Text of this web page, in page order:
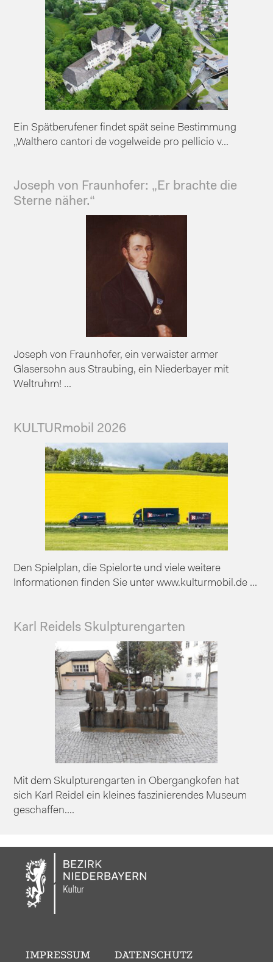
Ein Spätberufener findet spät seine Bestimmung
„Walthero cantori de vogelweide pro pellicio v...
Joseph von Fraunhofer: „Er brachte die
Sterne näher.“
Joseph von Fraunhofer, ein verwaister armer
Glasersohn aus Straubing, ein Niederbayer mit
Weltruhm! ...
KULTURmobil 2026
Den Spielplan, die Spielorte und viele weitere
Informationen finden Sie unter www.kulturmobil.de ...
Karl Reidels Skulpturengarten
Mit dem Skulpturengarten in Obergangkofen hat
sich Karl Reidel ein kleines faszinierendes Museum
geschaffen....
IMPRESSUM DATENSCHUTZ